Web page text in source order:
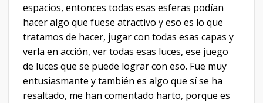
espacios, entonces todas esas esferas podían
hacer algo que fuese atractivo y eso es lo que
tratamos de hacer, jugar con todas esas capas y
verla en acción, ver todas esas luces, ese juego
de luces que se puede lograr con eso. Fue muy
entusiasmante y también es algo que sí se ha
resaltado, me han comentado harto, porque es